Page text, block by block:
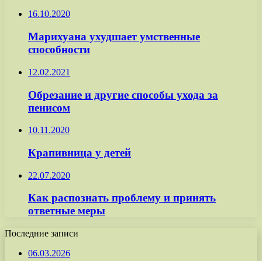
16.10.2020
Марихуана ухудшает умственные
способности
12.02.2021
Обрезание и другие способы ухода за
пенисом
10.11.2020
Крапивница у детей
22.07.2020
Как распознать проблему и принять
ответные меры
Последние записи
06.03.2026